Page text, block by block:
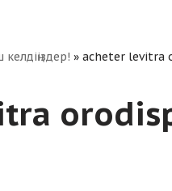
келдіңіздер! » acheter levitra